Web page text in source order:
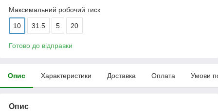
Максимальний робочий тиск
10 31.5 5 20
Готово до відправки
Опис Характеристики Доставка Оплата Умови
Опис